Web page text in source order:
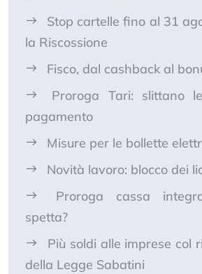
Stop cartelle fino al 31
la Riscossione
Fisco, dal cashback al
Proroga Tari: slittano
pagamento
Misure per le bollette
Novità lavoro: blocco dei
Proroga cassa
spetta?
Più soldi alle imprese col
della Legge Sabatini